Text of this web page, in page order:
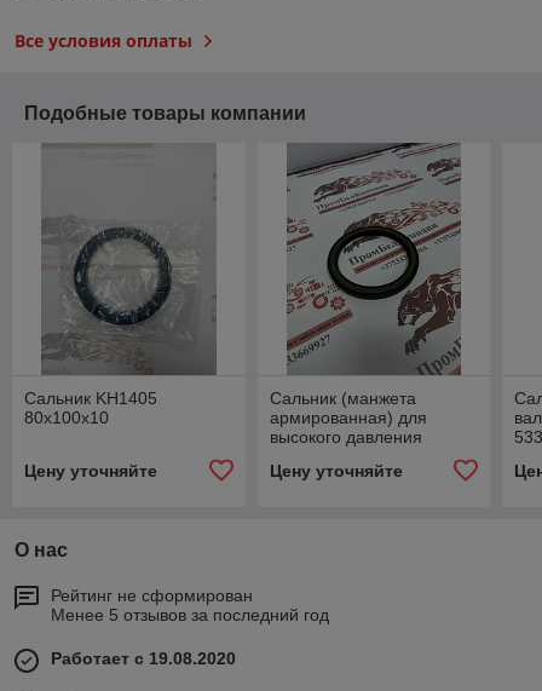
Все условия оплаты
Подобные товары компании
Сальник KH1405
80х100х10
Цену уточняйте
Сальник (манжета
армированная) для
высокого давления
для гидронасосов и
Цену уточняйте
О нас
Рейтинг не сформирован
Менее 5 отзывов за последний год
Работает с 19.08.2020